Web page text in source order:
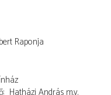
Raponja